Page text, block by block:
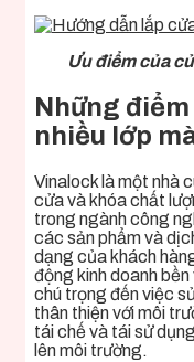
Ưu điểm của
Những
nhiều lớp
Vinalock là một nhà
cửa và khóa chất
trong ngành công
các sản phẩm và
dạng của khách
động kinh doanh
chú trọng đến việc
thân thiện với môi
tái chế và tái sử
lên môi trường.